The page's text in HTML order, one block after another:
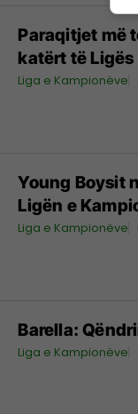
Paraqitjet më
katërt të
Liga e Kampionëve
Young Boysit
Ligën e
Liga e Kampionëve
Barella:
Liga e Kampionëve